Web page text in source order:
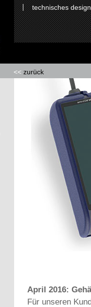
technisches design
<< zurück
April 2016:
Für unseren